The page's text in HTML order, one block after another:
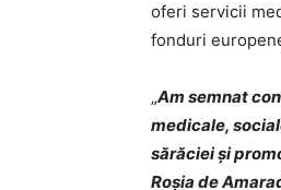
oferi servicii
fonduri
„Am semnat
medicale,
sărăciei și
Roșia de